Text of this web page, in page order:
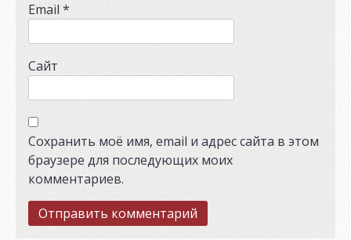
Email *
Сайт
Сохранить моё имя, email и адрес сайта в этом
браузере для последующих моих
комментариев.